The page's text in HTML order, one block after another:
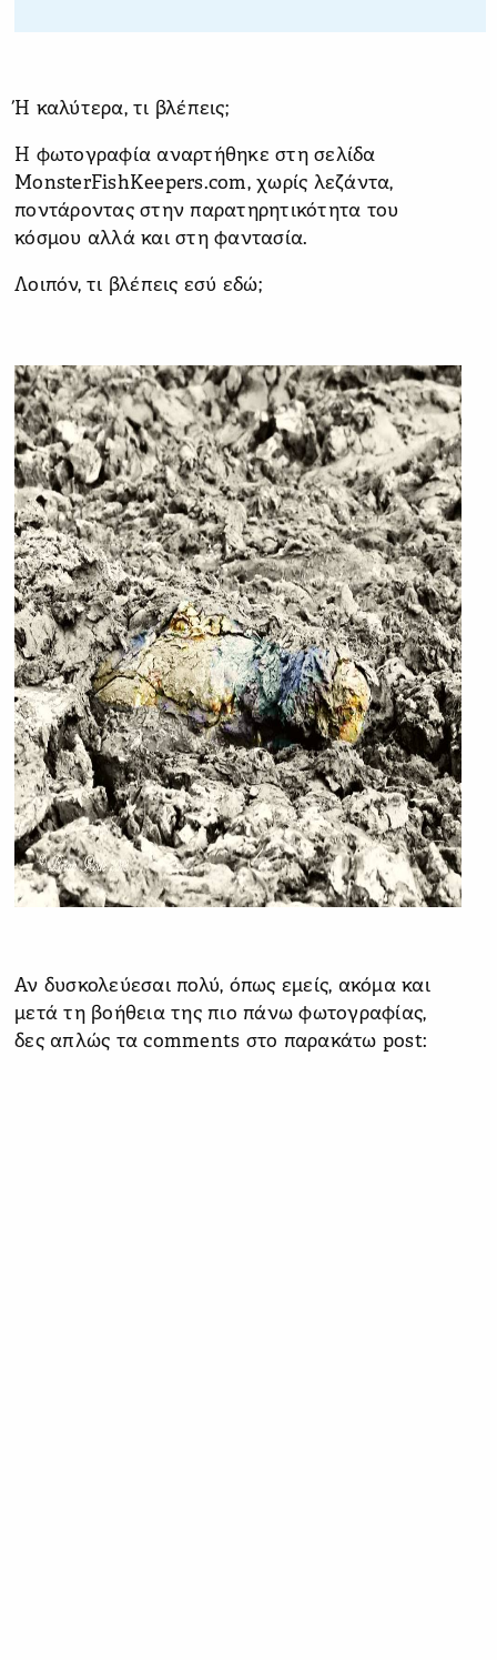
Ή καλύτερα, τι βλέπεις;
Η φωτογραφία αναρτήθηκε στη σελίδα
MonsterFishKeepers.com, χωρίς λεζάντα,
ποντάροντας στην παρατηρητικότητα του
κόσμου αλλά και στη φαντασία.
Λοιπόν, τι βλέπεις εσύ εδώ;
Αν δυσκολεύεσαι πολύ, όπως εμείς, ακόμα και
μετά τη βοήθεια της πιο πάνω φωτογραφίας,
δες απλώς τα comments στο παρακάτω post: